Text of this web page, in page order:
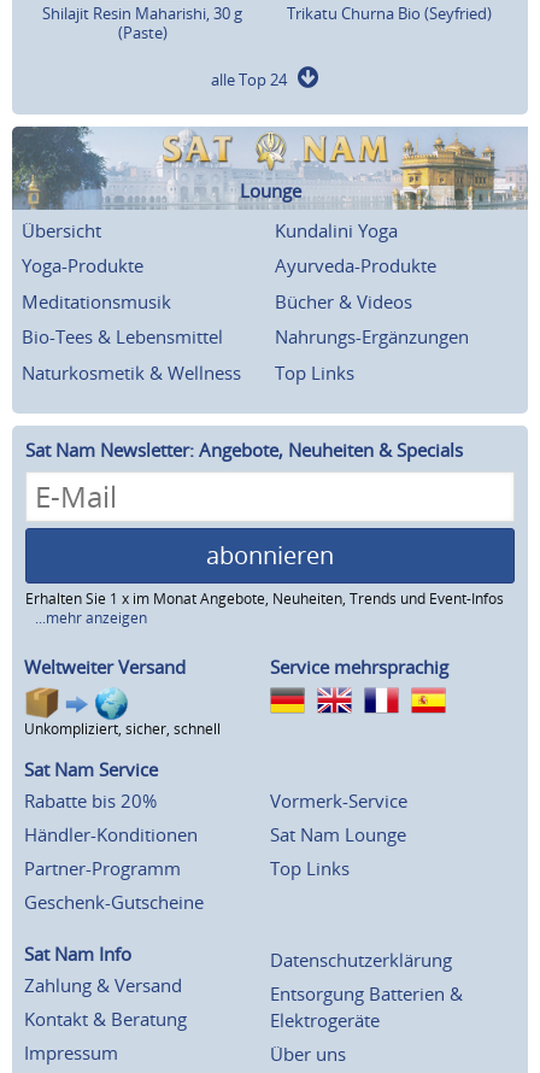
Shilajit Resin Maharishi, 30 g
(Paste)
Trikatu Churna Bio (Seyfried)
alle Top 24
Lounge
Übersicht
Kundalini Yoga
Yoga-Produkte
Ayurveda-Produkte
Meditationsmusik
Bücher & Videos
Bio-Tees & Lebensmittel
Nahrungs-Ergänzungen
Naturkosmetik & Wellness
Top Links
Sat Nam Newsletter: Angebote, Neuheiten & Specials
abonnieren
Erhalten Sie 1 x im Monat Angebote, Neuheiten, Trends und Event-Infos
...mehr anzeigen
Weltweiter Versand
Unkompliziert, sicher, schnell
Service mehrsprachig
Sat Nam Service
Rabatte bis 20%
Händler-Konditionen
Partner-Programm
Geschenk-Gutscheine
Vormerk-Service
Sat Nam Lounge
Top Links
Sat Nam Info
Zahlung & Versand
Kontakt & Beratung
Impressum
Datenschutzerklärung
Entsorgung Batterien &
Elektrogeräte
Über uns